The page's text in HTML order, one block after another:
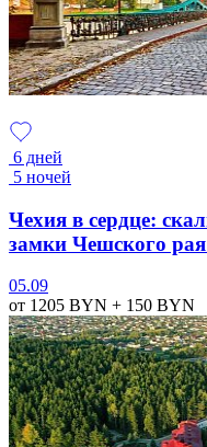
6 дней
5 ночей
Чехия в сердце:
замки Чешского
05.09
от 1205 BYN + 150 BYN